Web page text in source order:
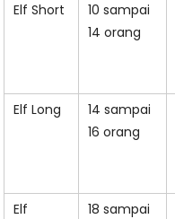
Elf Short
10 sampai
14 orang
Elf Long
14 sampai
16 orang
Elf
18 sampai